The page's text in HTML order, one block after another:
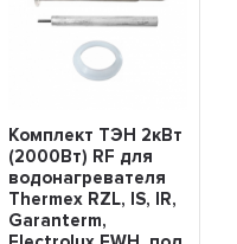
Комплект ТЭН 2кВт
(2000Вт) RF для
водонагревателя
Thermex RZL, IS, IR,
Garanterm,